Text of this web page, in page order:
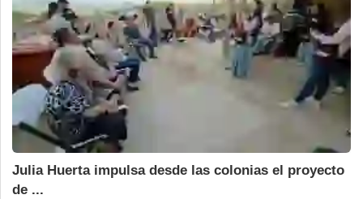
Julia Huerta impulsa desde las colonias el proyecto
de ...